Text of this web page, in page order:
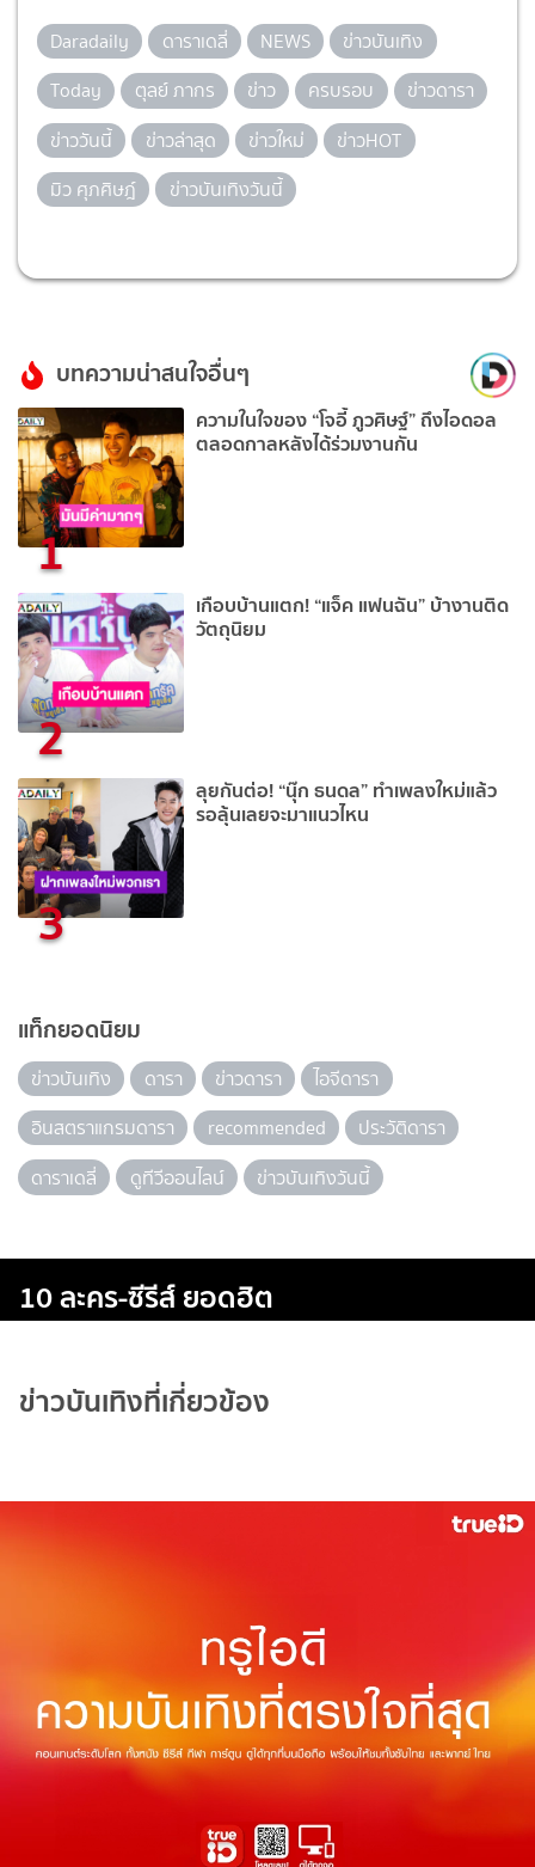
Daradaily ดาราเดลี่ NEWS
ข่าวบันเทิง
Today
ตุลย์ ภากร ข่าว ครบรอบ
ข่าวดารา
ข่าววันนี้
ข่าวล่าสุด ข่าวใหม่
ข่าวHOT
มิว ศุภศิษฎ์
ข่าวบันเทิงวันนี้
บทความน่าสนใจอื่นๆ
1
ความในใจของ “โจอี้ ภูวศิษฐ์” ถึงไอดอล
ตลอดกาลหลังได้ร่วมงานกัน
2
เกือบบ้านแตก! “แจ็ค แฟนฉัน” บ้างานติด
วัตถุนิยม
3
ลุยกันต่อ! “นุ๊ก ธนดล” ทำเพลงใหม่แล้ว
รอลุ้นเลยจะมาแนวไหน
แท็กยอดนิยม
ข่าวบันเทิง ดารา ข่าวดารา
ไอจีดารา
อินสตราแกรมดารา
recommended
ประวัติดารา
ดาราเดลี่
ดูทีวีออนไลน์ ข่าวบันเทิงวันนี้
10 ละคร-ซีรีส์ ยอดฮิต
ข่าวบันเทิงที่เกี่ยวข้อง